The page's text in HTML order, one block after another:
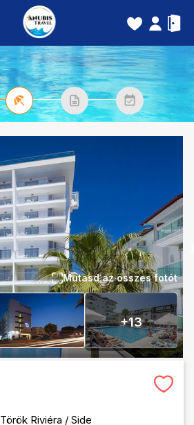
Mutasd az összes fotót
+13
Török Riviéra / Side